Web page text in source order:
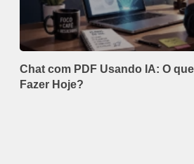
Chat com PDF Usando IA: O
Fazer Hoje?